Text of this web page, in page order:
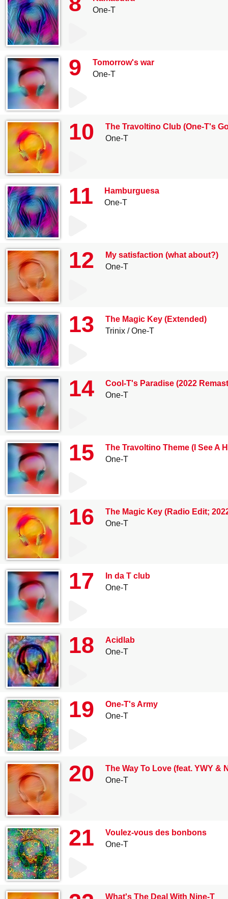
One-T
9
Tomorrow's war
One-T
10
The Travoltino Club (One-T's
One-T
11
Hamburguesa
One-T
12
My satisfaction (what about?)
One-T
13
The Magic Key (Extended)
Trinix
One-T
14
Cool-T's Paradise (2022
One-T
15
The Travoltino Theme (I See A
One-T
16
The Magic Key (Radio Edit;
One-T
17
In da T club
One-T
18
Acidlab
One-T
19
One-T's Army
One-T
20
The Way To Love (feat. YWY &
One-T
21
Voulez-vous des bonbons
One-T
What's The Deal With Nine-T